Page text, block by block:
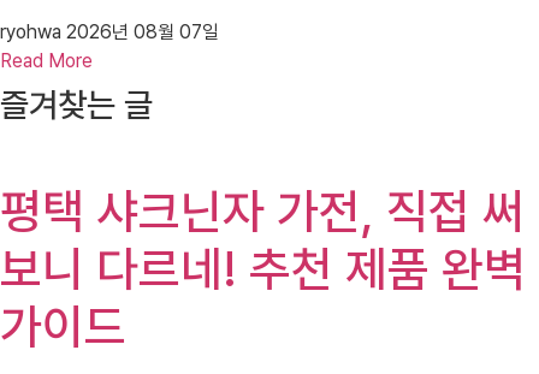
ryohwa 2026년 08월 07일
Read More
즐겨찾는 글
평택 샤크닌자 가전, 직접 써
보니 다르네! 추천 제품 완벽
가이드